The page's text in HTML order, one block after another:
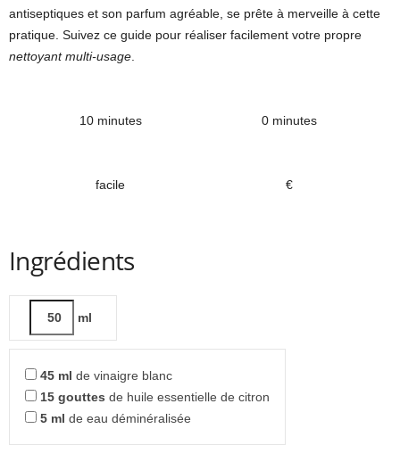
antiseptiques et son parfum agréable, se prête à merveille à cette
pratique. Suivez ce guide pour réaliser facilement votre propre
nettoyant multi-usage
10 minutes 0 minutes
facile €
Ingrédients
ml
45 ml de vinaigre blanc
15 gouttes de huile essentielle de citron
5 ml de eau déminéralisée